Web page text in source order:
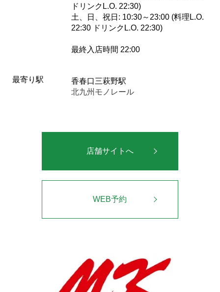
ドリンクL.O. 22:30)
土、日、祝日: 10:30～23:00 (料理L.O.
22:30 ドリンクL.O. 22:30)
最終入店時間 22:00
最寄り駅
香春口三萩野駅
北九州モノレール
店舗サイトへ
WEB予約